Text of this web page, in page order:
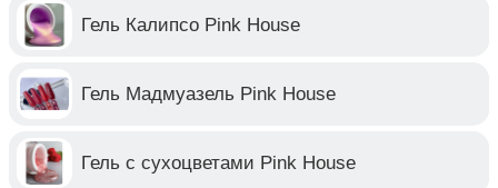
Гель Калипсо Pink House
Гель Мадмуазель Pink House
Гель с сухоцветами Pink House